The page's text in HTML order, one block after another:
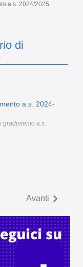
a.s. 2024/2025
di
a.s. 2024-
gradimento a.s.
Avanti